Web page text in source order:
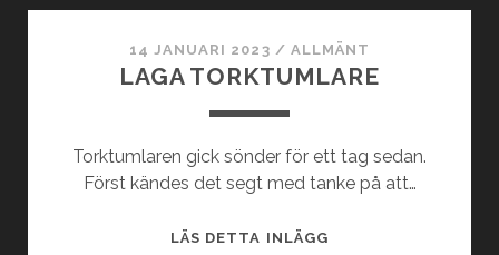
MED
CHATGPT
14 JANUARI 2023 / ALLMÄNT
LAGA TORKTUMLARE
Torktumlaren gick sönder för ett tag sedan.
Först kändes det segt med tanke på att…
LÄS DETTA INLÄGGLAGA